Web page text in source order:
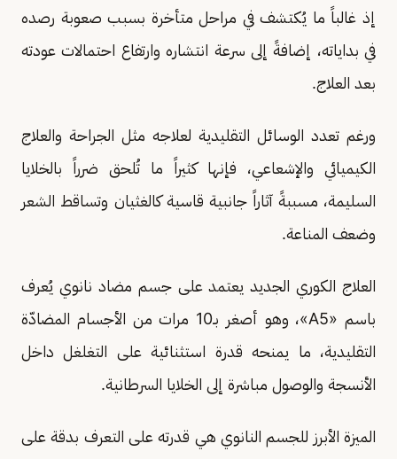
إذ غالباً ما يُكتشف في مراحل متأخرة بسبب صعوبة رصده
في بداياته، إضافةً إلى سرعة انتشاره وارتفاع احتمالات عودته
بعد العلاج.
ورغم تعدد الوسائل التقليدية لعلاجه مثل الجراحة والعلاج
الكيميائي والإشعاعي، فإنها كثيراً ما تُلحق ضرراً بالخلايا
السليمة، مسببةً آثاراً جانبية قاسية كالغثيان وتساقط الشعر
وضعف المناعة.
العلاج الكوري الجديد يعتمد على جسم مضاد نانوي يُعرف
باسم «A5»، وهو أصغر بـ10 مرات من الأجسام المضادّة
التقليدية، ما يمنحه قدرة استثنائية على التغلغل داخل
الأنسجة والوصول مباشرة إلى الخلايا السرطانية.
الميزة الأبرز للجسم النانوي هي قدرته على التعرف بدقة على